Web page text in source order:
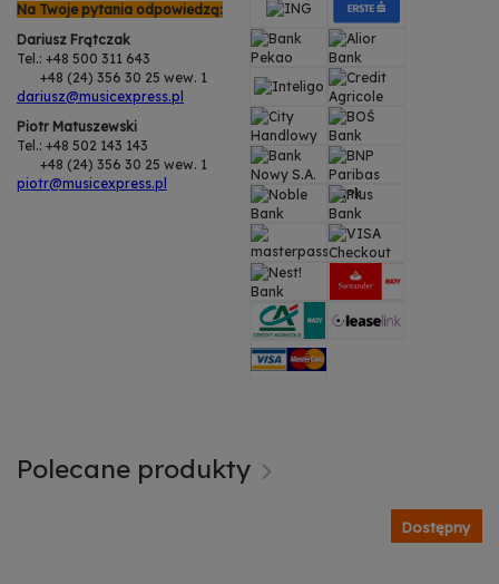
Na Twoje pytania odpowiedzą:
Dariusz Frątczak
Tel.: +48 500 311 643
+48 (24) 356 30 25 wew. 1
dariusz@musicexpress.pl
Piotr Matuszewski
Tel.: +48 502 143 143
+48 (24) 356 30 25 wew. 1
piotr@musicexpress.pl
Polecane produkty
Dostępny